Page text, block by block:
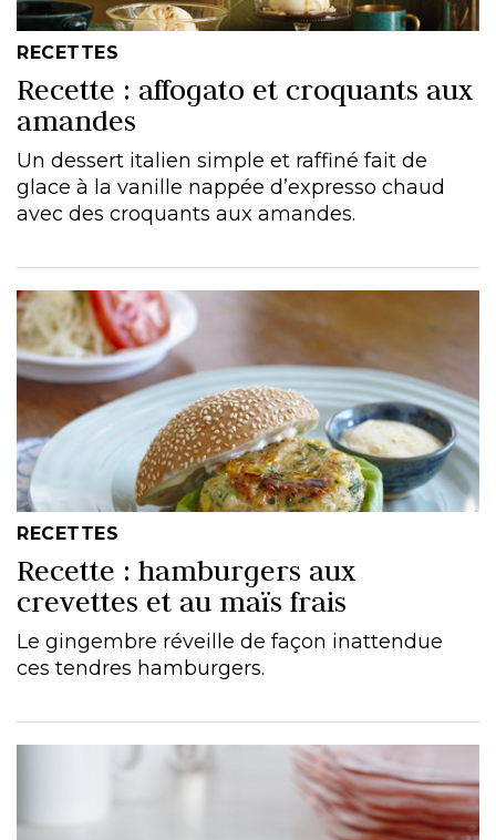
RECETTES
Recette : affogato et croquants aux
amandes
Un dessert italien simple et raffiné fait de
glace à la vanille nappée d’expresso chaud
avec des croquants aux amandes.
RECETTES
Recette : hamburgers aux
crevettes et au maïs frais
Le gingembre réveille de façon inattendue
ces tendres hamburgers.